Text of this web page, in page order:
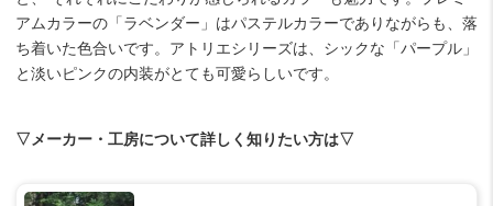
アムカラーの「ラベンダー」はパステルカラーでありながらも、落
ち着いた色合いです。アトリエシリーズは、シックな「パープル」
と淡いピンクの内装がとても可愛らしいです。
▽メーカー・工房について詳しく知りたい方は▽